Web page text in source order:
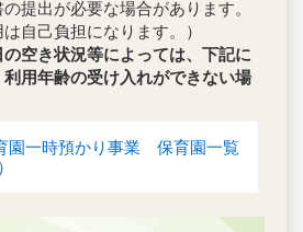
の提出が必要な場合があります。
自己負担になります。）
の空き状況等によっては、下記に
用年齢の受け入れができない場
園一時預かり事業 保育園一覧